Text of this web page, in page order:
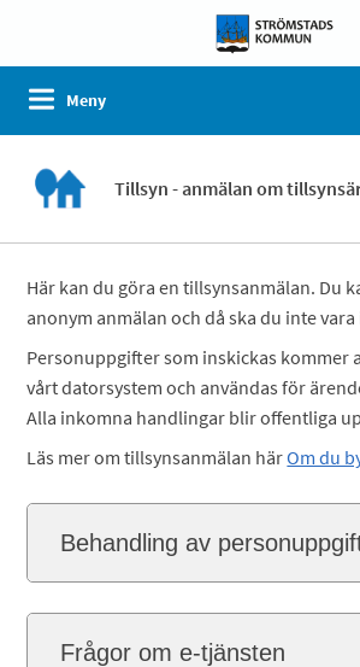
Meny
Tillsyn - anmälan om
Här kan du göra en tillsynsanmälan. Du
anonym anmälan och då ska du inte
Personuppgifter som inskickas kommer
vårt datorsystem och användas för
Alla inkomna handlingar blir offentliga
Läs mer om tillsynsanmälan härOm du
Behandling av
Frågor om e-tjänsten